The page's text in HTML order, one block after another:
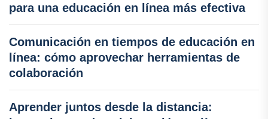
para una educación en línea más efectiva
Comunicación en tiempos de educación en
línea: cómo aprovechar herramientas de
colaboración
Aprender juntos desde la distancia: